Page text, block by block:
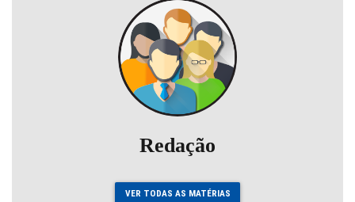
Redação
VER TODAS AS MATÉRIAS